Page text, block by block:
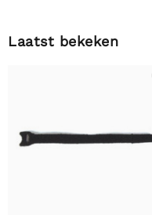
Laatst bekeken